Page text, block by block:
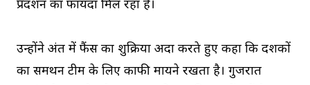
प्रदर्शन का फायदा मिल रहा है।
उन्होंने अंत में फैंस का शुक्रिया अदा करते हुए कहा कि दर्शकों
का समर्थन टीम के लिए काफी मायने रखता है। गुजरात